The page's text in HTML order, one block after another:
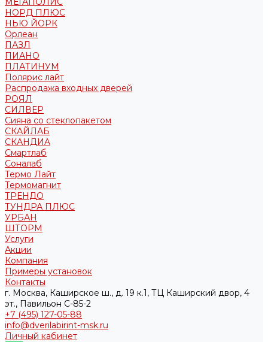
НОРД ПЛЮС
НЬЮ ЙОРК
Орлеан
ПАЗЛ
ПИАНО
ПЛАТИНУМ
Полярис лайт
Распродажа входных дверей
РОЯЛ
СИЛВЕР
Сияна со стеклопакетом
СКАЙЛАБ
СКАНДИA
Смартлаб
Соналаб
Термо Лайт
Термомагнит
ТРЕНДО
ТУНДРА ПЛЮС
УРБАН
ШТОРМ
Услуги
Акции
Компания
Примеры установок
Контакты
г. Москва, Каширское ш., д. 19 к.1, ТЦ Каширский двор, 4
эт., Павильон C-85-2
+7 (495) 127-05-88‬
info@dverilabirint-msk.ru
Личный кабинет